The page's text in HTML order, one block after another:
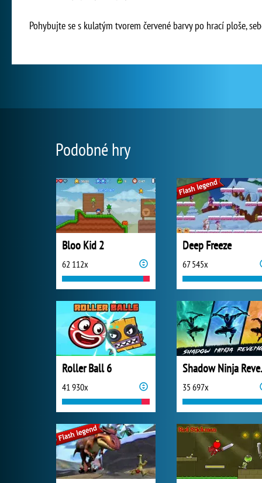
Pohybujte se s kulatým tvorem červené barvy po hrací ploše,
Podobné hry
Bloo Kid 2
62 112x
Deep Freeze
67 545x
Roller Ball 6
41 930x 35 697x